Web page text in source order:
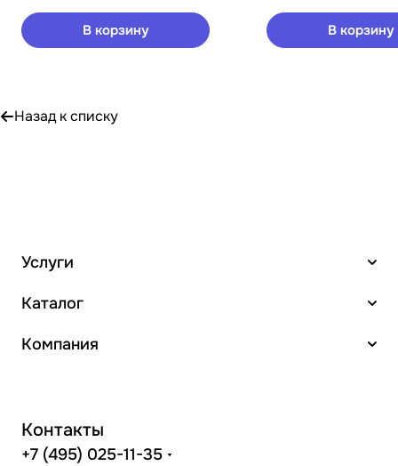
В корзину В корзину
Назад к списку
Услуги
Каталог
Компания
Контакты
+7 (495) 025-11-35